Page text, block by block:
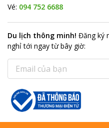
Vé: 094 752 6688
Du lịch thông minh! Đăng ký
nghỉ tới ngay từ bây giờ: